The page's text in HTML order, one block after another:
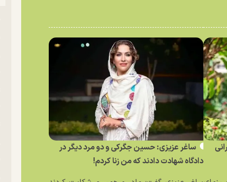
ساغر عزیزی: حسین جگرکی و دو مرد دیگر در
دادگاه شهادت دادند که من زنا کردم!